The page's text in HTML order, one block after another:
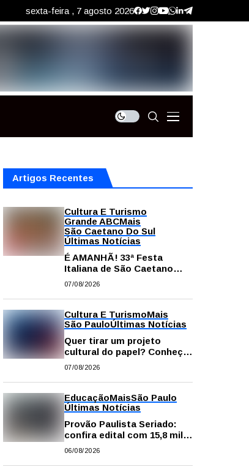
sexta-feira , 7 agosto 2026
Artigos Recentes
Cultura E Turismo
Grande ABCMais
São Caetano Do Sul
Últimas Notícias
É AMANHÃ! 33ª Festa
Italiana de São Caetano
começa neste sábado com
solidariedade
07/08/2026
Cultura E TurismoMais
São PauloÚltimas Notícias
Quer tirar um projeto
cultural do papel? Conheça
os principais editais
07/08/2026
EducaçãoMaisSão Paulo
Últimas Notícias
Provão Paulista Seriado:
confira edital com 15,8 mil
vagas para ensino superior
06/08/2026